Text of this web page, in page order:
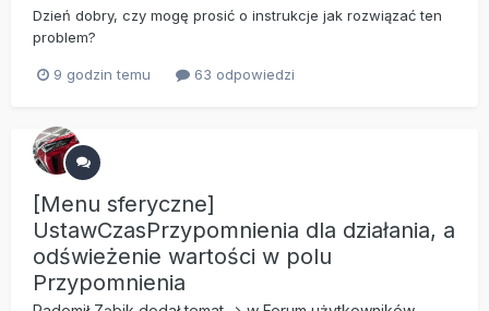
Dzień dobry, czy mogę prosić o instrukcje jak rozwiązać ten
problem?
9 godzin temu 63 odpowiedzi
[Menu sferyczne]
UstawCzasPrzypomnienia dla działania, a
odświeżenie wartości w polu
Przypomnienia